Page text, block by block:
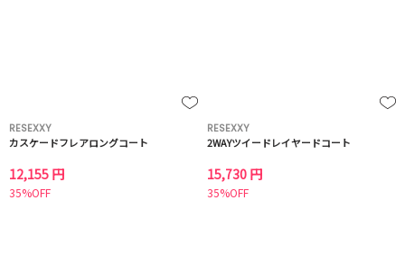
RESEXXY
カスケードフレアロングコート
12,155 円
35%OFF
RESEXXY
2WAYツイードレイヤードコート
15,730 円
35%OFF